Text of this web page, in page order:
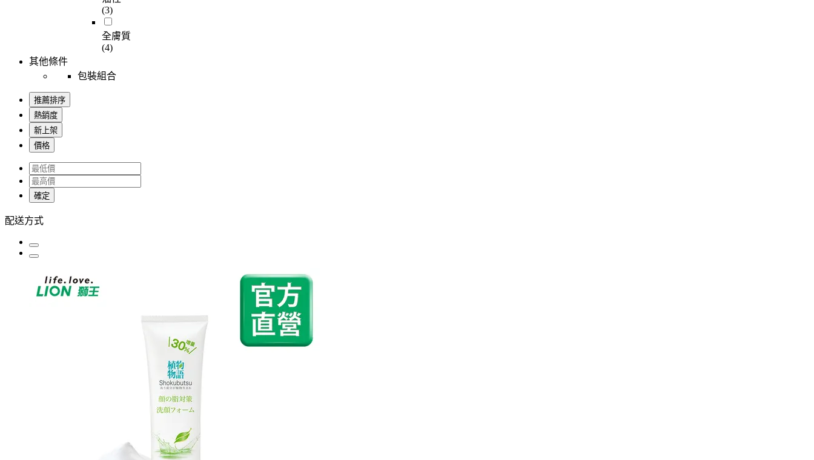
(3)
全膚質
(4)
其他條件
包裝組合
推薦排序
熱銷度
新上架
價格
確定
配送方式